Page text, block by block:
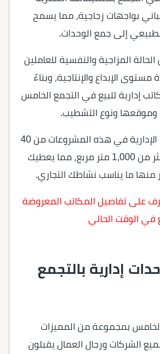
بواجهات زجاجية، مما يسمح
إلى جمع الوحدات.
المزاجية والنفسية للعاملين
الإبداع والإنتاجية، وبناءً
إدارية للبيع في التجمع الخامس
وموقعها ونوع التشطيب.
وتبدأ مساحات المكاتب الإدارية في هذه المشروعات من 40
متر مربع، وتصل إلى أكثر من 1,000 متر مربع، مما يعطيك
منها ما يناسب نشاطك التجاري.
على تفاصيل المكاتب المعروضة
في الوقت الحالي
إدارية بالتجمع
بمجموعة من المميزات
الشركات ورجال العمال يقبلون